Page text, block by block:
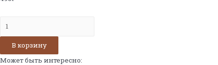
Количество
греческий
В корзину
Может быть интересно: